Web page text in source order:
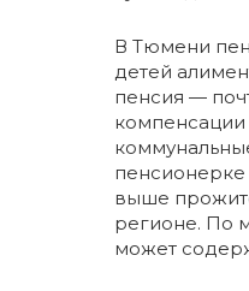
В Тюмени
детей
пенсия —
компенсации
пенсионерке
выше
регионе. По
может